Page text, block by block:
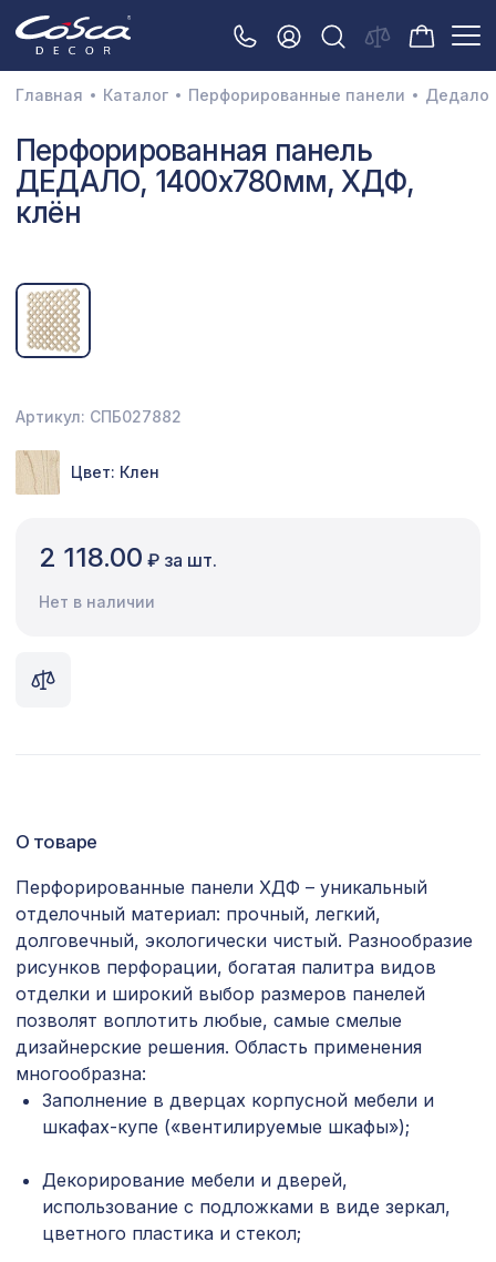
3D орнамент
Акустические панели
Декоративные балки и брус
Межкомнатные арки
Натуральные покрытия
Плинтусы
Распродажа
Экраны для радиаторов
ПОРТУ, АРИА, мелинга венге
Перфорированная панель ДАМАСКО,
1030х695мм, ХДФ, без отделки
827 ₽
BM-050 Бамбуковое панно 900х1360
Тропический рай
Prints L5048, 0,91 x 5,5 м
Архитектурная доска, 180х30мм
Prints L5031, 0,91 x 5,5 м
1157 ₽
Главная Каталог Перфорированные панели Дедало
Перфорированная панель
ДЕДАЛО, 1400х780мм, ХДФ,
клён
Артикул: СПБ027882
Цвет: Клен
2 118.00 ₽ за шт.
Нет в наличии
О товаре
Перфорированные панели ХДФ – уникальный
отделочный материал: прочный, легкий,
долговечный, экологически чистый. Разнообразие
рисунков перфорации, богатая палитра видов
отделки и широкий выбор размеров панелей
позволят воплотить любые, самые смелые
дизайнерские решения. Область применения
многообразна:
Заполнение в дверцах корпусной мебели и
шкафах-купе («вентилируемые шкафы»);
Декорирование мебели и дверей,
использование с подложками в виде зеркал,
цветного пластика и стекол;